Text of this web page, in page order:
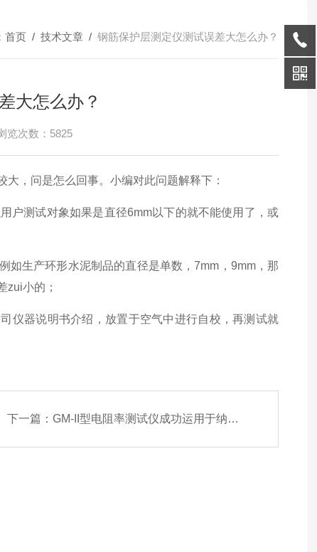
首页 / 技术文章 / 钢筋保护层测定仪测试误差大怎么办？
大怎么办？
览次数：5825
，问是怎么回事。小编对此问题解释下：
户测试对象如果是直径6mm以下的就不能使用了，或
如生产环形水泥制品的直径是单数，7mm，9mm，那
zui小的；
仪器说明书介绍，放置于空气中进行自校，再测试就
下一篇： GM-II型电阻率测试仪成功运用于纳米材料行业